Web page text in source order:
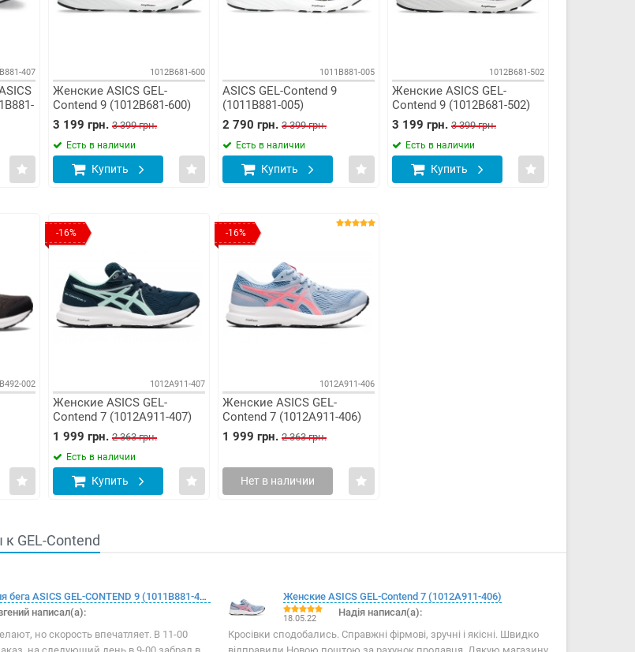
407 1012B681-600
Женские ASICS GEL-
Contend 9 (1012B681-600)
3 199 грн. 3 399 грн.
Есть в наличии
Купить
1011B881-005
ASICS GEL-Contend 9
(1011B881-005)
2 790 грн. 3 399 грн.
Есть в наличии
Купить
1012B681-502
Женские ASICS GEL-
Contend 9 (1012B681-502)
3 199 грн. 3 399 грн.
Есть в наличии
Купить
002
-16%
1012A911-407
Женские ASICS GEL-
Contend 7 (1012A911-407)
1 999 грн. 2 363 грн.
Есть в наличии
Купить
-16%
1012A911-406
Женские ASICS GEL-
Contend 7 (1012A911-406)
1 999 грн. 2 363 грн.
Нет в наличии
GEL-Contend
Кроссовки для бега ASICS GEL-CONTEND 9 (1011B881-407)
написал(а):
но скорость впечатляет. В 11-00
Женские ASICS GEL-Contend 7 (1012A911-406)
18.05.22
Надія написал(а):
Кросівки сподобались. Справжні фірмові, зручні і якісні. Швидко